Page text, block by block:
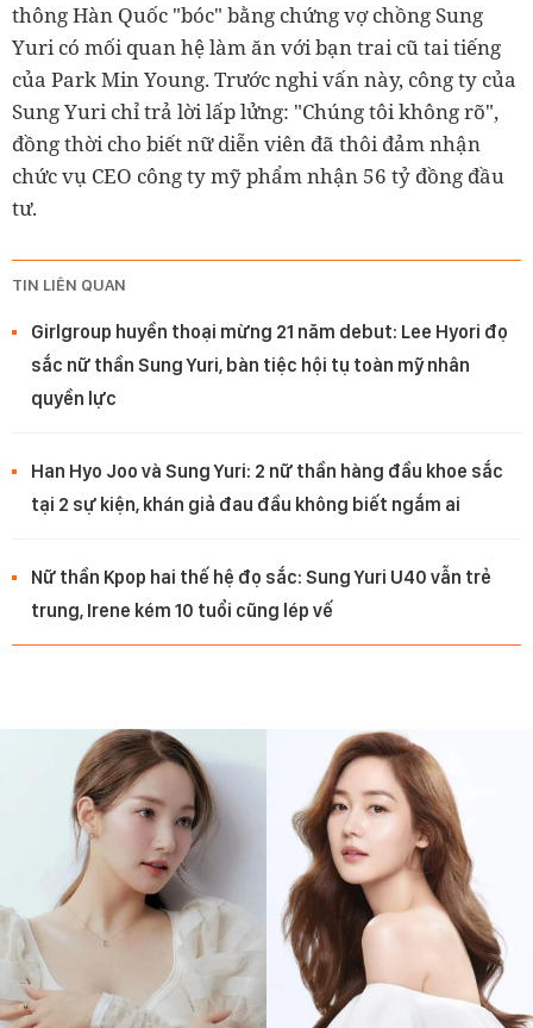
thông Hàn Quốc "bóc" bằng chứng vợ chồng Sung
Yuri có mối quan hệ làm ăn với bạn trai cũ tai tiếng
của Park Min Young. Trước nghi vấn này, công ty của
Sung Yuri chỉ trả lời lấp lửng: "Chúng tôi không rõ",
đồng thời cho biết nữ diễn viên đã thôi đảm nhận
chức vụ CEO công ty mỹ phẩm nhận 56 tỷ đồng đầu
tư.
TIN LIÊN QUAN
Girlgroup huyền thoại mừng 21 năm debut: Lee Hyori đọ
sắc nữ thần Sung Yuri, bàn tiệc hội tụ toàn mỹ nhân
quyền lực
Han Hyo Joo và Sung Yuri: 2 nữ thần hàng đầu khoe sắc
tại 2 sự kiện, khán giả đau đầu không biết ngắm ai
Nữ thần Kpop hai thế hệ đọ sắc: Sung Yuri U40 vẫn trẻ
trung, Irene kém 10 tuổi cũng lép vế